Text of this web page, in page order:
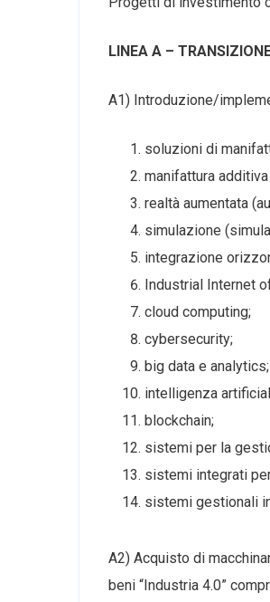
LINEA A –
A1) Introduzione/
soluzioni di
manifattura
realtà aumentata
simulazione
integrazione
Industrial Internet
cloud computing;
cybersecurity;
big data e analytics;
intelligenza
blockchain;
sistemi per la
sistemi integrati
sistemi gestionali
A2) Acquisto di
beni “Industria 4.0”